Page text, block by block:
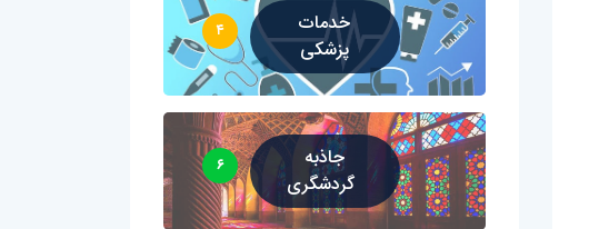
خدمات
پزشکی
۴
جاذبه
گردشگری
۶